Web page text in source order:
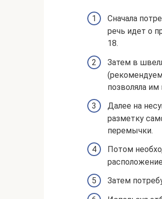
Сначала
речь идет о
18.
Затем в
позволяла
Далее на
разметку
перемычки.
Потом
Затем